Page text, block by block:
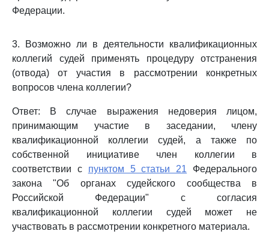
Федерации.
3. Возможно ли в деятельности квалификационных
коллегий судей применять процедуру отстранения
(отвода) от участия в рассмотрении конкретных
вопросов члена коллегии?
Ответ: В случае выражения недоверия лицом,
принимающим участие в заседании, члену
квалификационной коллегии судей, а также по
собственной инициативе член коллегии в
соответствии с пунктом 5 статьи 21 Федерального
закона "Об органах судейского сообщества в
Российской Федерации" с согласия
квалификационной коллегии судей может не
участвовать в рассмотрении конкретного материала.